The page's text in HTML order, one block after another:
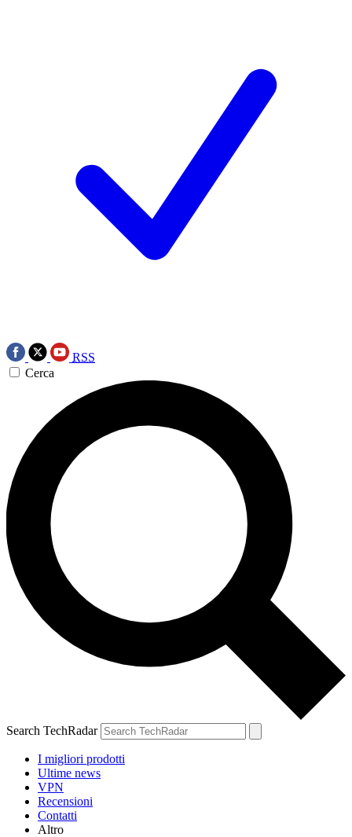
RSS
Cerca
Search TechRadar
I migliori prodotti
Ultime news
VPN
Recensioni
Contatti
Altro